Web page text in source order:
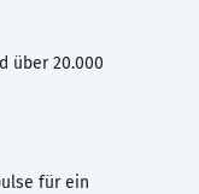
über 20.000
für ein